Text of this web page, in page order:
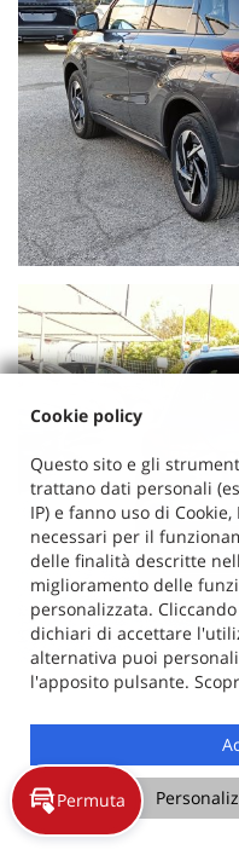
PERMUTA
RICHIEDI TEST DRIVE
Cookie policy
Questo sito e gli
trattano dati personali
IP) e fanno uso di
necessari per il
delle finalità descritte
miglioramento delle
personalizzata.
dichiari di accettare
alternativa puoi
l'apposito pulsante.
Permuta